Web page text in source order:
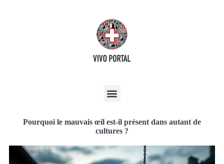
Pourquoi le mauvais œil est-il présent dans autant de
cultures ?